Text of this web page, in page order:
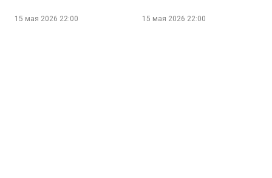
15 мая 2026 22:00 15 мая 2026 22:00